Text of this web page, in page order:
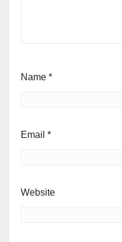
Name *
Email *
Website